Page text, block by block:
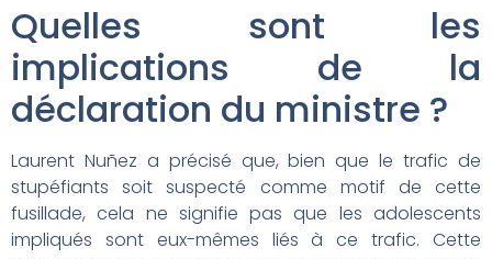
Quelles sont les
implications de la
déclaration du ministre ?
Laurent Nuñez a précisé que, bien que le trafic de
stupéfiants soit suspecté comme motif de cette
fusillade, cela ne signifie pas que les adolescents
impliqués sont eux-mêmes liés à ce trafic. Cette